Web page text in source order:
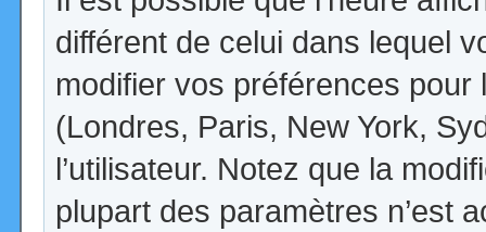
différent de celui dans lequel
modifier vos préférences
(Londres, Paris, New York,
l’utilisateur. Notez que la
plupart des paramètres n’est